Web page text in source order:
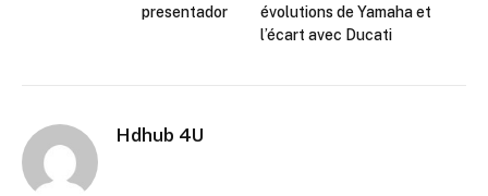
presentador
évolutions de Yamaha et
l’écart avec Ducati
Hdhub 4U